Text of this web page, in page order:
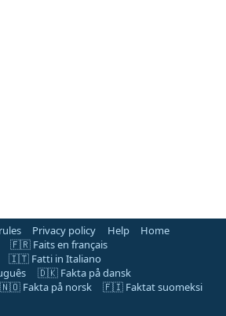
Privacy policy Help
Home
🇫🇷 Faits en français
🇮🇹 Fatti in Italiano
🇩🇰 Fakta på dansk
🇳🇴 Fakta på norsk
🇫🇮 Faktat suomeksi